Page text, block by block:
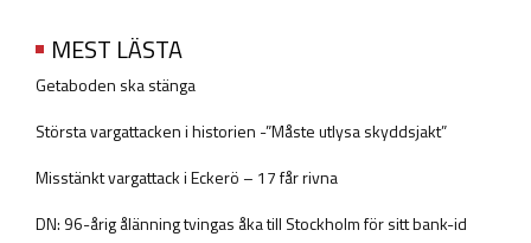
MEST LÄSTA
Getaboden ska stänga
Största vargattacken i historien -”Måste utlysa skyddsjakt”
Misstänkt vargattack i Eckerö – 17 får rivna
DN: 96-årig ålänning tvingas åka till Stockholm för sitt bank-id